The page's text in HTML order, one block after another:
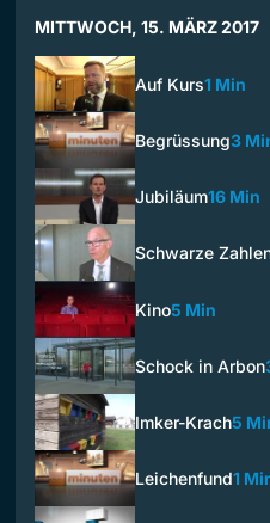
MITTWOCH, 15. MÄRZ 2017
Auf Kurs1 Min
Begrüssung3
Jubiläum16 Min
Schwarze
Kino5 Min
Schock in Arbon
Imker-Krach5
Leichenfund1